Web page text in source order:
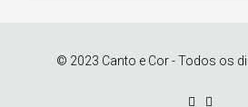
© 2023 Canto e Cor - Todos os